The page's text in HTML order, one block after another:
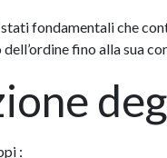
fondamentali che
fino alla sua
: